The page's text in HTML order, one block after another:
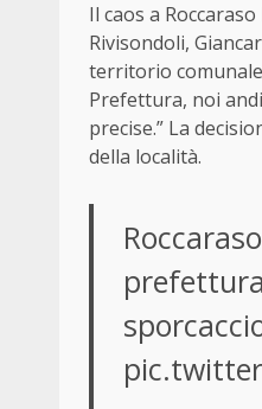
Il caos a
Rivisondoli,
territorio
Prefettura, noi
precise.” La
della località.